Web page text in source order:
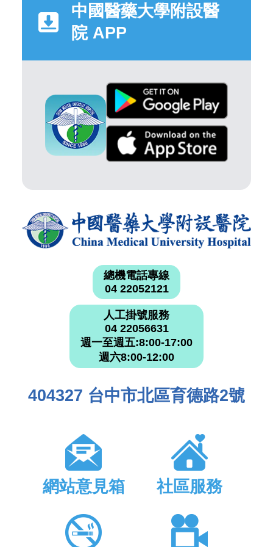
中國醫藥大學附設醫
院 APP
總機電話專線
04 22052121
人工掛號服務
04 22056631
週一至週五:8:00-17:00
週六8:00-12:00
404327 台中市北區育德路2號
網站意見箱 社區服務